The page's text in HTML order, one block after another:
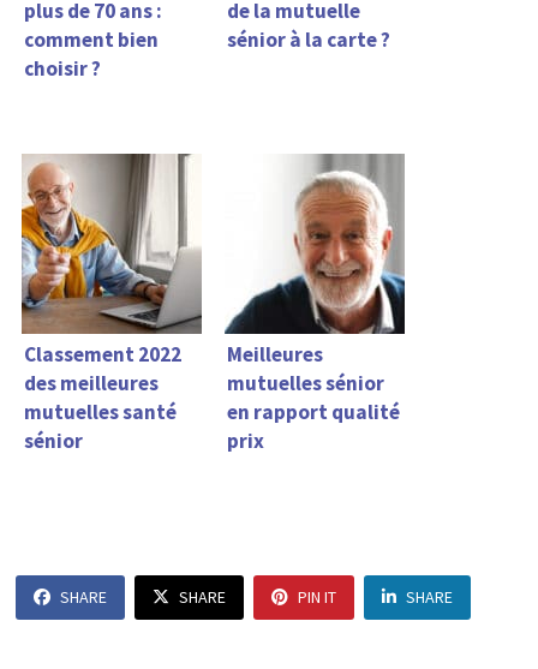
plus de 70 ans :
comment bien
choisir ?
de la mutuelle
sénior à la carte ?
Classement 2022
des meilleures
mutuelles santé
sénior
Meilleures
mutuelles sénior
en rapport qualité
prix
SHARE SHARE PIN IT SHARE